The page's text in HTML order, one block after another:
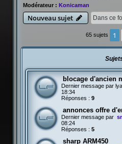
Modérateur : Konicaman
Nouveau sujet
65 sujets 1
blocage d'ancien
Dernier message par
18:34
Réponses : 9
annonces offre
Dernier message par
08:24
Réponses : 5
sharp ARM450